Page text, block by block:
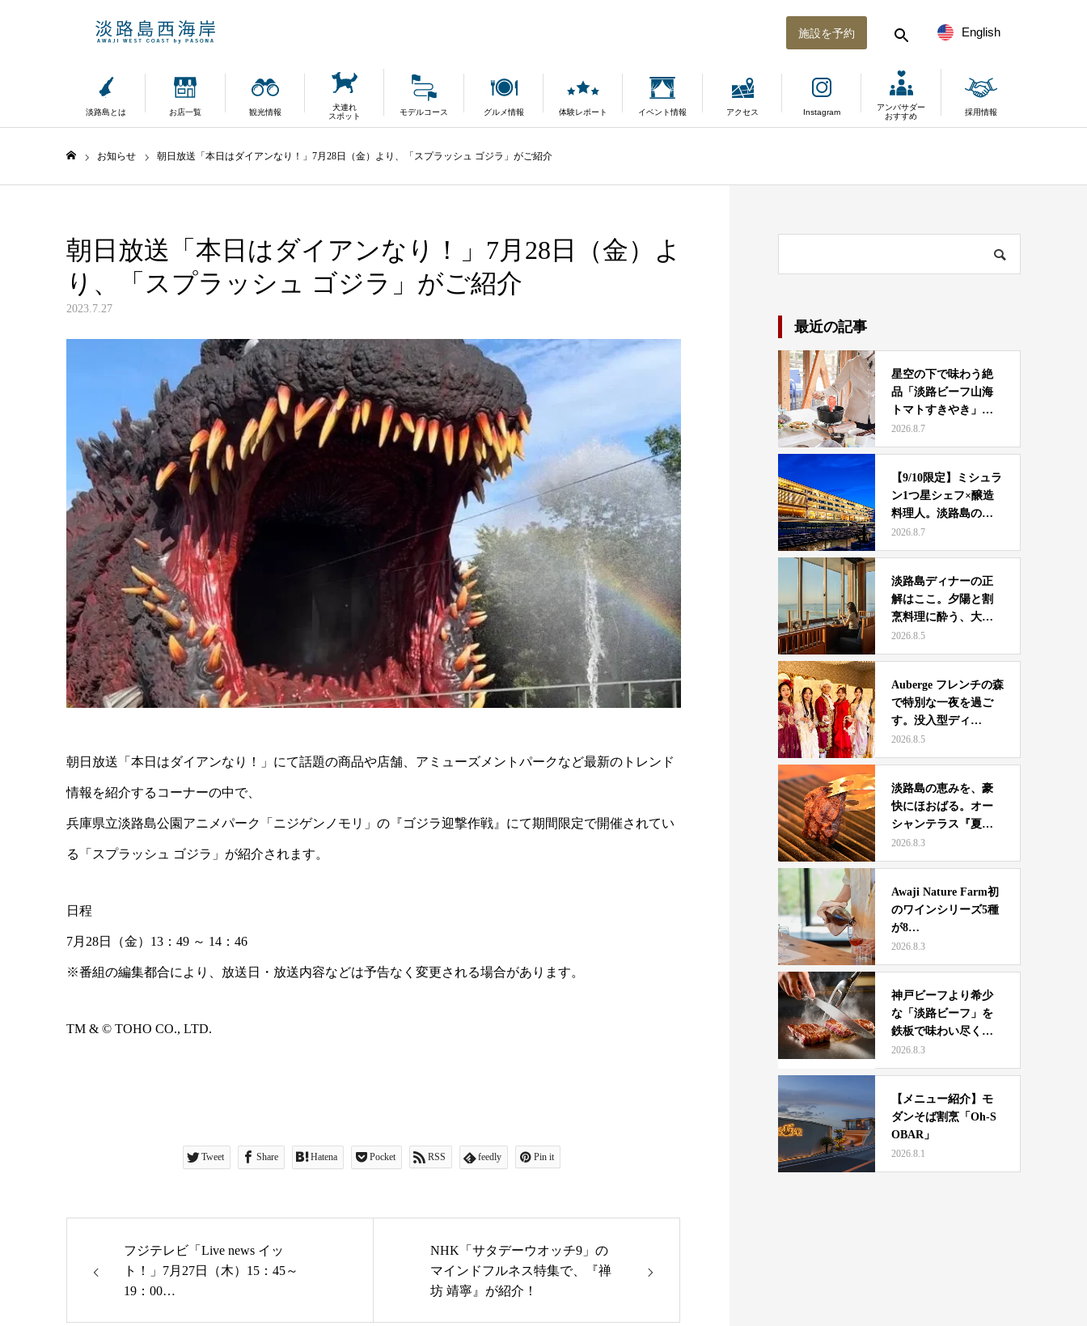
English
施設を予約
淡路島とは お店一覧 観光情報
犬連れ
スポット
モデルコース グルメ情報 体験レポート イベント情報 アクセス Instagram
アンバサダー
おすすめ
採用情報
お知らせ 朝日放送「本日はダイアンなり！」7月28日（金）より、「スプラッシュ ゴジラ」がご紹介
朝日放送「本日はダイアンなり！」7月28日（金）よ
り、「スプラッシュ ゴジラ」がご紹介
2023.7.27
朝日放送「本日はダイアンなり！」にて話題の商品や店舗、アミューズメントパークなど最新のトレンド
情報を紹介するコーナーの中で、
兵庫県立淡路島公園アニメパーク「ニジゲンノモリ」の『ゴジラ迎撃作戦』にて期間限定で開催されてい
る「スプラッシュ ゴジラ」が紹介されます。
日程
7月28日（金）13：49 ～ 14：46
※番組の編集都合により、放送日・放送内容などは予告なく変更される場合があります。
TM & © TOHO CO., LTD.
Tweet Share Hatena Pocket RSS feedly Pin it
フジテレビ「Live news イッ
ト！」7月27日（木）15：45～
19：00…
NHK「サタデーウオッチ9」の
マインドフルネス特集で、『禅
坊 靖寧』が紹介！
最近の記事
星空の下で味わう絶
品「淡路ビーフ山海
トマトすきやき」｜G
RA…
2026.8.7
【9/10限定】ミシュラ
ン1つ星シェフ×醸造
料理人。淡路島の…
2026.8.7
淡路島ディナーの正
解はここ。夕陽と割
烹料理に酔う、大人
夫婦の…
2026.8.5
Auberge フレンチの森
で特別な一夜を過ご
す。没入型ディ…
2026.8.5
淡路島の恵みを、豪
快にほおばる。オー
シャンテラス『夏休
み限定…
2026.8.3
Awaji Nature Farm初
のワインシリーズ5種
が8…
2026.8.3
神戸ビーフより希少
な「淡路ビーフ」を
鉄板で味わい尽くす
一日 …
2026.8.3
【メニュー紹介】モ
ダンそば割烹「Oh-S
OBAR」
2026.8.1